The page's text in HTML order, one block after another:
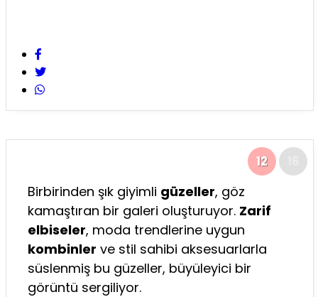
12
Birbirinden şık giyimli güzeller, göz
kamaştıran bir galeri oluşturuyor. Zarif
elbiseler, moda trendlerine uygun
kombinler ve stil sahibi aksesuarlarla
süslenmiş bu güzeller, büyüleyici bir
görüntü sergiliyor.